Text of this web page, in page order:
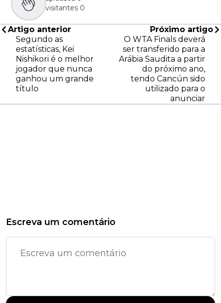
visitantes 0
Artigo anterior
Segundo as
estatísticas, Kei
Nishikori é o melhor
jogador que nunca
ganhou um grande
título
Próximo artigo
O WTA Finals deverá
ser transferido para a
Arábia Saudita a partir
do próximo ano,
tendo Cancún sido
utilizado para o
anunciar
Escreva um comentário